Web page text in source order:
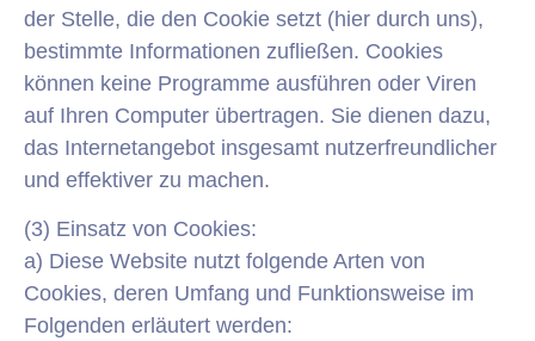
der Stelle, die den Cookie setzt (hier durch uns),
bestimmte Informationen zufließen. Cookies
können keine Programme ausführen oder Viren
auf Ihren Computer übertragen. Sie dienen dazu,
das Internetangebot insgesamt nutzerfreundlicher
und effektiver zu machen.
(3) Einsatz von Cookies:
a) Diese Website nutzt folgende Arten von
Cookies, deren Umfang und Funktionsweise im
Folgenden erläutert werden: